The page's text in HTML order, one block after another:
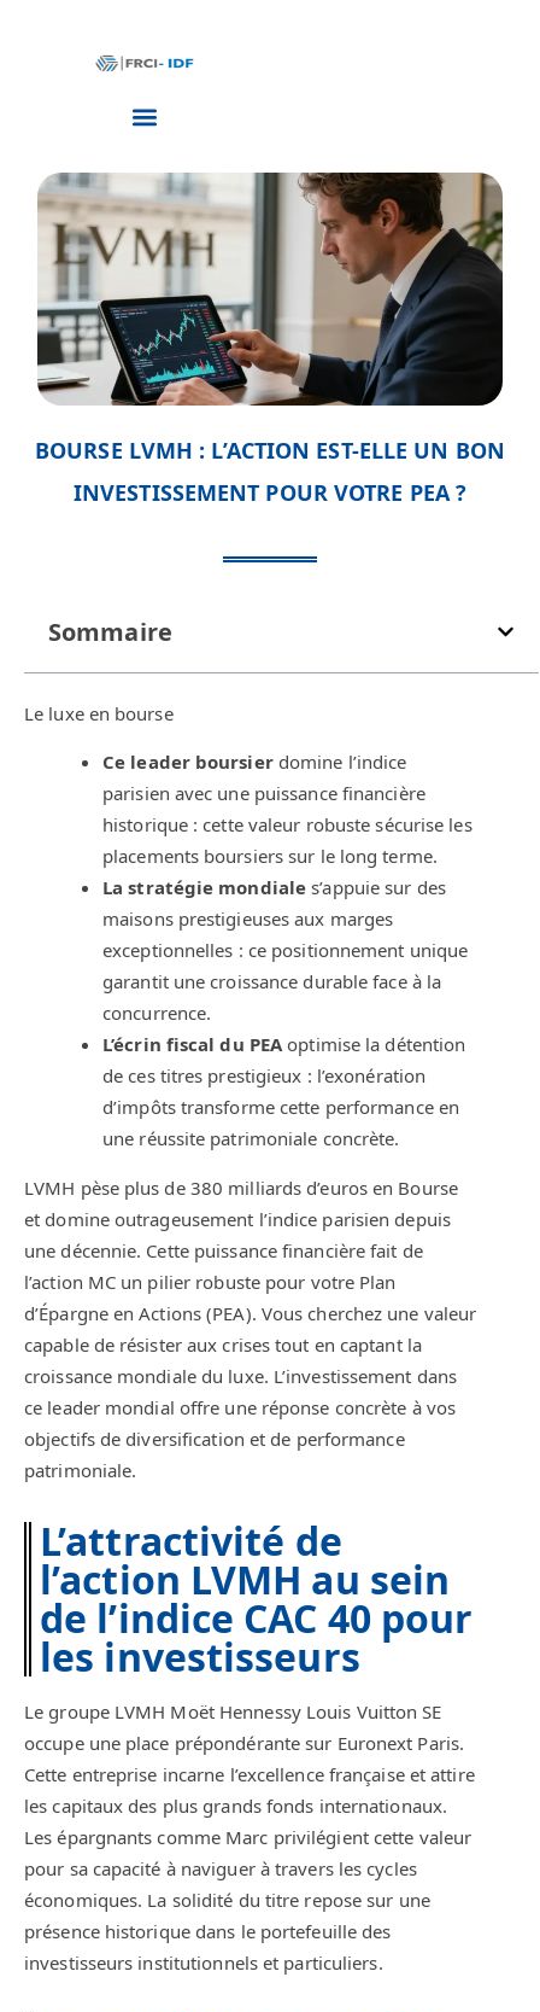
BOURSE LVMH : L’ACTION EST-ELLE UN BON
INVESTISSEMENT POUR VOTRE PEA ?
Sommaire
Le luxe en bourse
Ce leader boursierdomine l’indice
parisien avec une puissance financière
historique : cette valeur robuste sécurise les
placements boursiers sur le long terme.
La stratégie mondiale s’appuie sur des
maisons prestigieuses aux marges
exceptionnelles : ce positionnement unique
garantit une croissance durable face à la
concurrence.
L’écrin fiscal du PEAoptimise la détention
de ces titres prestigieux : l’exonération
d’impôts transforme cette performance en
une réussite patrimoniale concrète.
LVMH pèse plus de 380 milliards d’euros en Bourse
et domine outrageusement l’indice parisien depuis
une décennie. Cette puissance financière fait de
l’action MC un pilier robuste pour votre Plan
d’Épargne en Actions (PEA). Vous cherchez une valeur
capable de résister aux crises tout en captant la
croissance mondiale du luxe. L’investissement dans
ce leader mondial offre une réponse concrète à vos
objectifs de diversification et de performance
patrimoniale.
L’attractivité de
l’action LVMH au sein
de l’indice CAC 40 pour
les investisseurs
Le groupe LVMH Moët Hennessy Louis Vuitton SE
occupe une place prépondérante sur Euronext Paris.
Cette entreprise incarne l’excellence française et attire
les capitaux des plus grands fonds internationaux.
Les épargnants comme Marc privilégient cette valeur
pour sa capacité à naviguer à travers les cycles
économiques. La solidité du titre repose sur une
présence historique dans le portefeuille des
investisseurs institutionnels et particuliers.